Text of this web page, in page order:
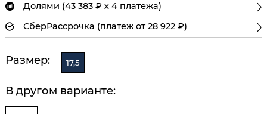
Долями (43 383 ₽ х 4 платежа)
СберРассрочка (платеж от 28 922 ₽)
Размер: 17,5
В другом варианте: